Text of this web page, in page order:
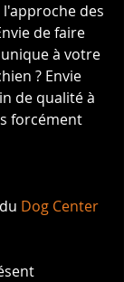
des
de faire
à votre
? Envie
de qualité à
forcément
Dog Center